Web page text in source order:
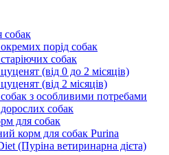
собак
порід собак
собак
(від 0 до 2 місяців)
(від 2 місяців)
з особливими потребами
собак
для собак
корм для собак Purina
(Пуріна ветиринарна дієта)